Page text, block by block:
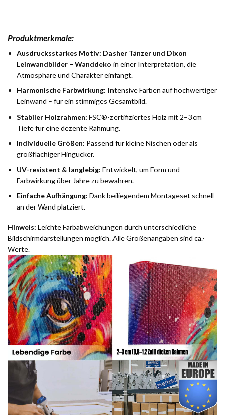
Produktmerkmale:
Ausdrucksstarkes Motiv: Dasher Tänzer und Dixon
Leinwandbilder – Wanddeko in einer Interpretation, die
Atmosphäre und Charakter einfängt.
Harmonische Farbwirkung: Intensive Farben auf hochwertiger
Leinwand – für ein stimmiges Gesamtbild.
Stabiler Holzrahmen: FSC®-zertifiziertes Holz mit 2–3 cm
Tiefe für eine dezente Rahmung.
Individuelle Größen: Passend für kleine Nischen oder als
großflächiger Hingucker.
UV-resistent & langlebig: Entwickelt, um Form und
Farbwirkung über Jahre zu bewahren.
Einfache Aufhängung: Dank beiliegendem Montageset schnell
an der Wand platziert.
Hinweis: Leichte Farbabweichungen durch unterschiedliche
Bildschirmdarstellungen möglich. Alle Größenangaben sind ca.-
Werte.